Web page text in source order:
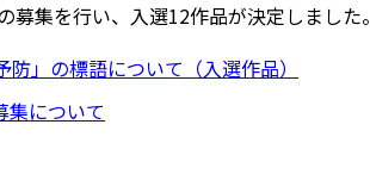
集を行い、入選12作品が決定しました。
」の標語について（入選作品）
集について